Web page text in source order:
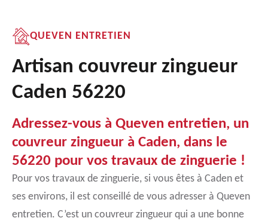
QUEVEN ENTRETIEN
Artisan couvreur zingueur
Caden 56220
Adressez-vous à Queven entretien, un
couvreur zingueur à Caden, dans le
56220 pour vos travaux de zinguerie !
Pour vos travaux de zinguerie, si vous êtes à Caden et
ses environs, il est conseillé de vous adresser à Queven
entretien. C’est un couvreur zingueur qui a une bonne